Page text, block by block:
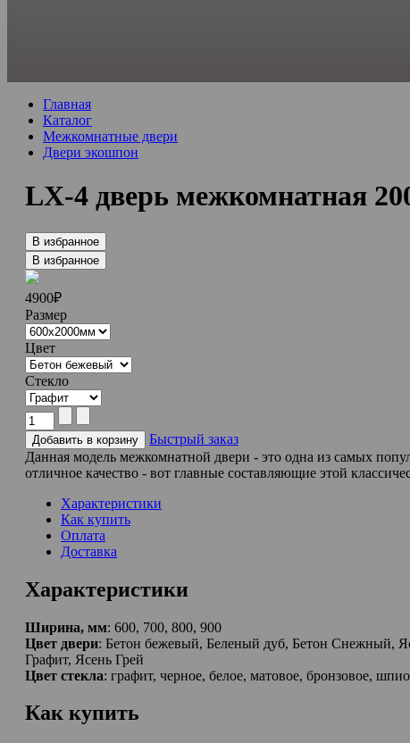
Главная
Каталог
Межкомнатные двери
Двери экошпон
LX-4 дверь межкомнатная
В избранное
В избранное
4900₽
Размер
Цвет
Стекло
Быстрый заказ
Данная модель межкомнатной двери - это одна из самых
отличное качество - вот главные составляющие этой
Характеристики
Как купить
Оплата
Доставка
Характеристики
Ширина, мм: 600, 700, 800, 900
Цвет двери: Бетон бежевый, Беленый дуб, Бетон Снежный,
Графит, Ясень Грей
Цвет стекла: графит, черное, белое, матовое, бронзовое,
Как купить